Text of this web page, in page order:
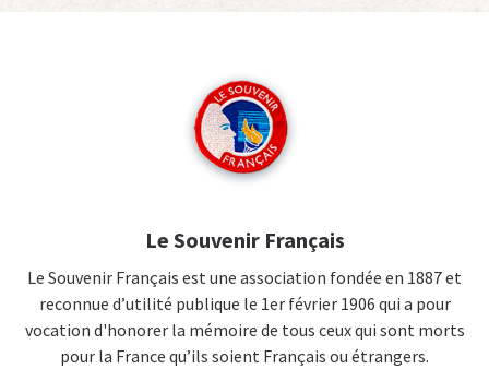
Le Souvenir Français
Le Souvenir Français est une association fondée en 1887 et
reconnue d’utilité publique le 1er février 1906 qui a pour
vocation d'honorer la mémoire de tous ceux qui sont morts
pour la France qu’ils soient Français ou étrangers.